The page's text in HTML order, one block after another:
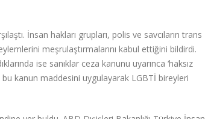
İnsan hakları grupları, polis ve savcıların trans
meşrulaştırmalarını kabul ettiğini bildirdi.
ise sanıklar ceza kanunu uyarınca ‘haksız
kanun maddesini uygulayarak LGBTİ bireyleri